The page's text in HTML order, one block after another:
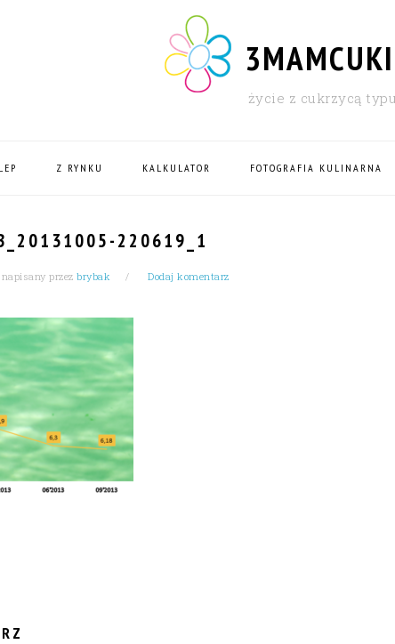
życie z cukrzycą
Z RYNKU KALKULATOR FOTOGRAFIA KULINARNA
220619_1
napisany przez brybak Dodaj komentarz